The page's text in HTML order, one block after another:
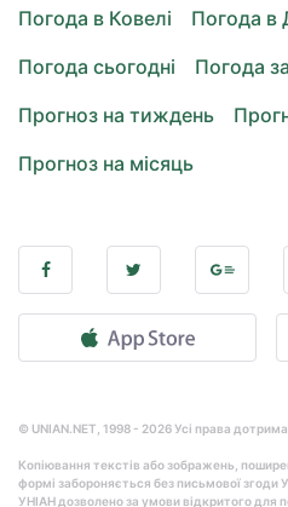
Погода в Ковелі
Погода в
Погода сьогодні
Погода
Прогноз на тиждень
Прогноз на місяць
© UNIAN.NET, 1998 - 2026 Усі права
Копіювання текстів або зображень,
формі забороняється без письмової згоди
УНІАН дозволено за умови відкритого для